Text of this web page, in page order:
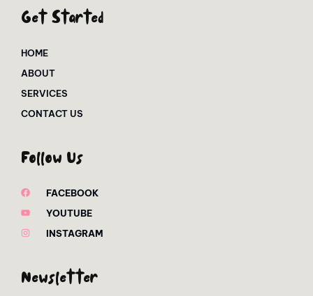
Get Started
HOME
ABOUT
SERVICES
CONTACT US
Follow Us
FACEBOOK
YOUTUBE
INSTAGRAM
Newsletter